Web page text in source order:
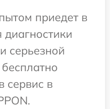
приедет в
серьезной
сервис в